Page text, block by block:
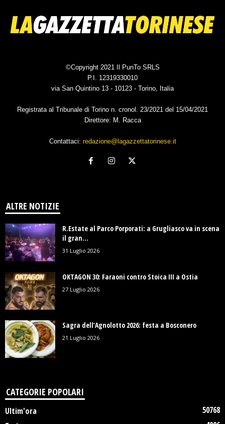
©Copyright 2021 Il PunTo SRLS
P.I. 12319330010
via San Quintino 13 - 10123 - Torino, Italia
Registrata al Tribunale di Torino n. cronol. 23/2021 del 15/04/2021
Direttore: M. Racca
Contattaci: redazione@lagazzettatorinese.it
ALTRE NOTIZIE
R.Estate al Parco Porporati: a Grugliasco va in scena
il gran...
31 Luglio 2026
OKTAGON 30: Faraoni contro Stoica III a Ostia
27 Luglio 2026
Sagra dell’Agnolotto 2026: festa a Bosconero
21 Luglio 2026
CATEGORIE POPOLARI
Ultim'ora
50768